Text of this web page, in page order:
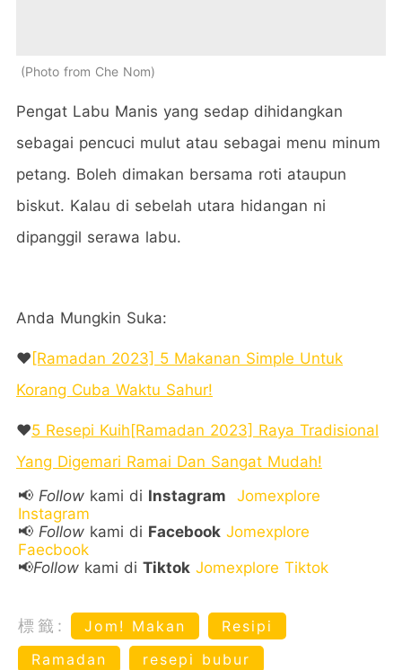
Photo from Che Nom
Pengat Labu Manis yang sedap dihidangkan
sebagai pencuci mulut atau sebagai menu minum
petang. Boleh dimakan bersama roti ataupun
biskut. Kalau di sebelah utara hidangan ni
dipanggil serawa labu.
Anda Mungkin Suka:
❤️ [Ramadan 2023] 5 Makanan Simple Untuk
Korang Cuba Waktu Sahur!
❤️5 Resepi Kuih[Ramadan 2023] Raya Tradisional
Yang Digemari Ramai Dan Sangat Mudah!
📢 Follow kami di Instagram
Jomexplore
Instagram
📢 Follow kami di Facebook Jomexplore
Faecbook
📢Follow kami di Tiktok Jomexplore Tiktok
標籤: Jom! Makan
Resipi
Ramadan
resepi bubur